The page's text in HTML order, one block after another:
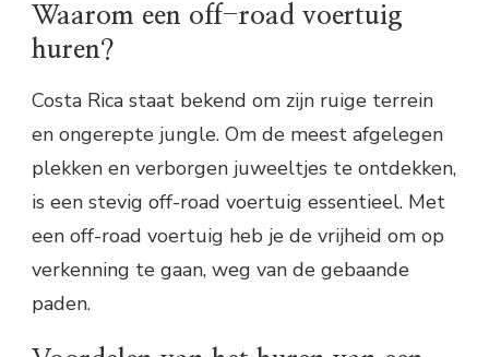
Waarom een off-road voertuig
huren?
Costa Rica staat bekend om zijn ruige terrein
en ongerepte jungle. Om de meest afgelegen
plekken en verborgen juweeltjes te ontdekken,
is een stevig off-road voertuig essentieel. Met
een off-road voertuig heb je de vrijheid om op
verkenning te gaan, weg van de gebaande
paden.